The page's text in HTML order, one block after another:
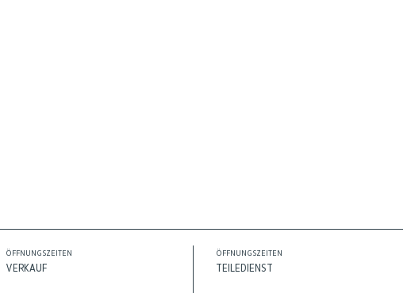
ÖFFNUNGSZEITEN
VERKAUF
ÖFFNUNGSZEITEN
TEILEDIENST